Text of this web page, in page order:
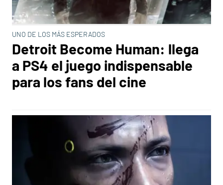
UNO DE LOS MÁS ESPERADOS
Detroit Become Human: llega
a PS4 el juego indispensable
para los fans del cine